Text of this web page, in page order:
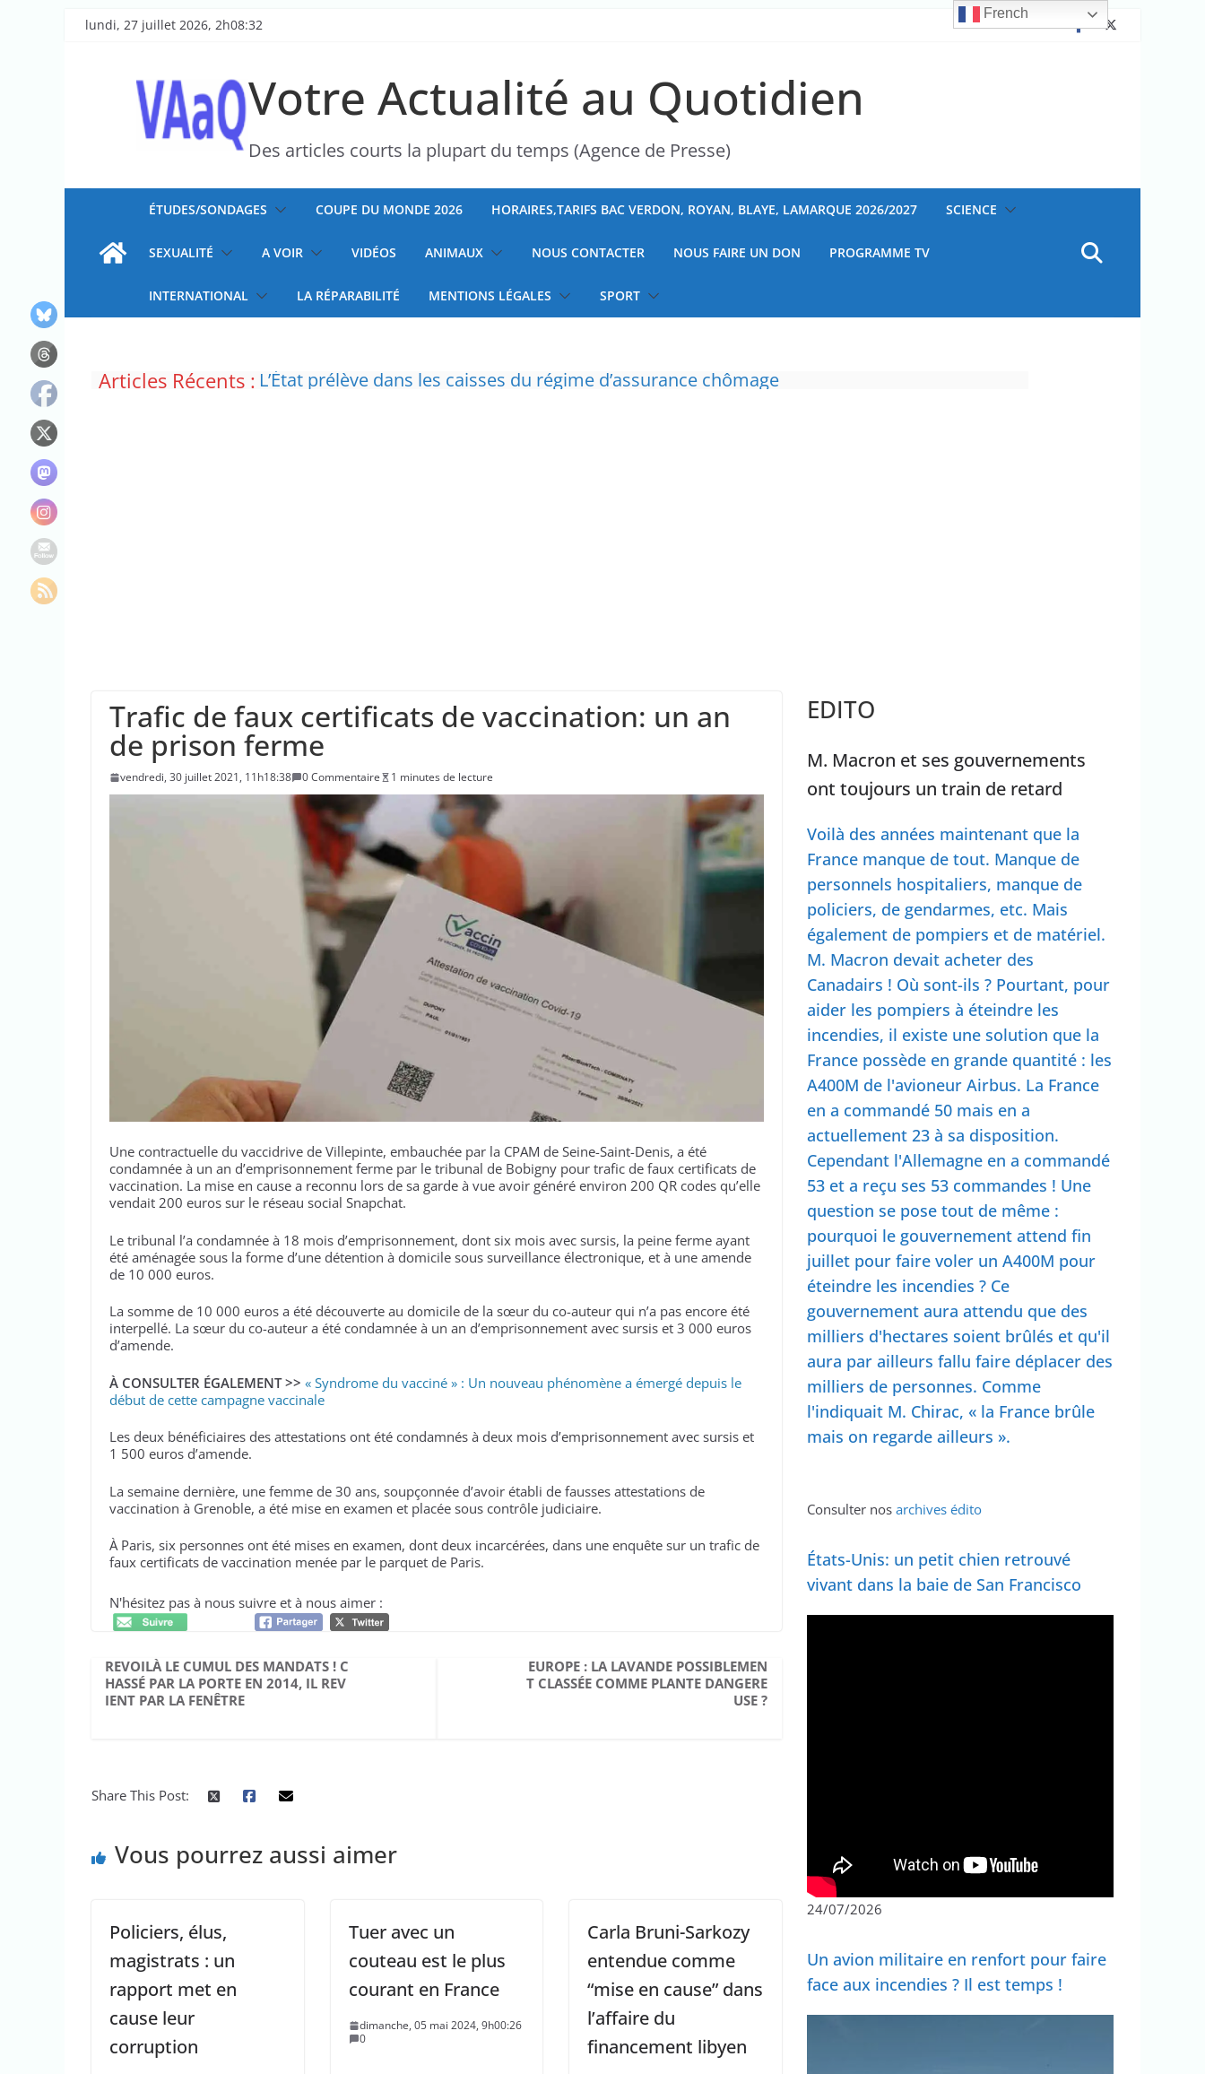
Passerlundi, 27 juillet 2026, 2h08:32
Votre Actualité au Quotidien
Des articles courts la plupart du temps (Agence de Presse)
ÉTUDES/SONDAGES COUPE DU MONDE 2026 HORAIRES,TARIFS BAC VERDON, ROYAN, BLAYE, LAMARQUE 2026/2027 SCIENCE
SEXUALITÉ A VOIR VIDÉOS ANIMAUX NOUS CONTACTER NOUS FAIRE UN DON PROGRAMME TV
INTERNATIONAL LA RÉPARABILITÉ MENTIONS LÉGALES SPORT
Articles Récents : concernant le droit de critiquer ses choix politiques.
Trafic de faux certificats de vaccination: un an
de prison ferme
vendredi, 30 juillet 2021, 11h18:38 0 Commentaire 1 minutes de lecture
Une contractuelle du vaccidrive de Villepinte, embauchée par la CPAM de Seine-Saint-Denis, a été
condamnée à un an d’emprisonnement ferme par le tribunal de Bobigny pour trafic de faux certificats de
vaccination. La mise en cause a reconnu lors de sa garde à vue avoir généré environ 200 QR codes qu’elle
vendait 200 euros sur le réseau social Snapchat.
Le tribunal l’a condamnée à 18 mois d’emprisonnement, dont six mois avec sursis, la peine ferme ayant
été aménagée sous la forme d’une détention à domicile sous surveillance électronique, et à une amende
de 10 000 euros.
La somme de 10 000 euros a été découverte au domicile de la sœur du co-auteur qui n’a pas encore été
interpellé. La sœur du co-auteur a été condamnée à un an d’emprisonnement avec sursis et 3 000 euros
d’amende.
À CONSULTER ÉGALEMENT >> « Syndrome du vacciné » : Un nouveau phénomène a émergé depuis le
début de cette campagne vaccinale
Les deux bénéficiaires des attestations ont été condamnés à deux mois d’emprisonnement avec sursis et
1 500 euros d’amende.
La semaine dernière, une femme de 30 ans, soupçonnée d’avoir établi de fausses attestations de
vaccination à Grenoble, a été mise en examen et placée sous contrôle judiciaire.
À Paris, six personnes ont été mises en examen, dont deux incarcérées, dans une enquête sur un trafic de
faux certificats de vaccination menée par le parquet de Paris.
N'hésitez pas à nous suivre et à nous aimer :
REVOILÀ LE CUMUL DES MANDATS ! C
HASSÉ PAR LA PORTE EN 2014, IL REV
IENT PAR LA FENÊTRE
EUROPE : LA LAVANDE POSSIBLEMEN
T CLASSÉE COMME PLANTE DANGERE
USE ?
Share This Post:
Vous pourrez aussi aimer
Policiers, élus,
magistrats : un
rapport met en
cause leur
corruption
Tuer avec un
couteau est le plus
courant en France
dimanche, 05 mai 2024, 9h00:26
0
Carla Bruni-Sarkozy
entendue comme
“mise en cause” dans
l’affaire du
financement libyen
EDITO
M. Macron et ses gouvernements
ont toujours un train de retard
Voilà des années maintenant que la
France manque de tout. Manque de
personnels hospitaliers, manque de
policiers, de gendarmes, etc. Mais
également de pompiers et de matériel.
M. Macron devait acheter des
Canadairs ! Où sont-ils ? Pourtant, pour
aider les pompiers à éteindre les
incendies, il existe une solution que la
France possède en grande quantité : les
A400M de l'avioneur Airbus. La France
en a commandé 50 mais en a
actuellement 23 à sa disposition.
Cependant l'Allemagne en a commandé
53 et a reçu ses 53 commandes ! Une
question se pose tout de même :
pourquoi le gouvernement attend fin
juillet pour faire voler un A400M pour
éteindre les incendies ? Ce
gouvernement aura attendu que des
milliers d'hectares soient brûlés et qu'il
aura par ailleurs fallu faire déplacer des
milliers de personnes. Comme
l'indiquait M. Chirac, « la France brûle
mais on regarde ailleurs ».
Consulter nos archives édito
États-Unis: un petit chien retrouvé
vivant dans la baie de San Francisco
24/07/2026
Un avion militaire en renfort pour faire
face aux incendies ? Il est temps !
French